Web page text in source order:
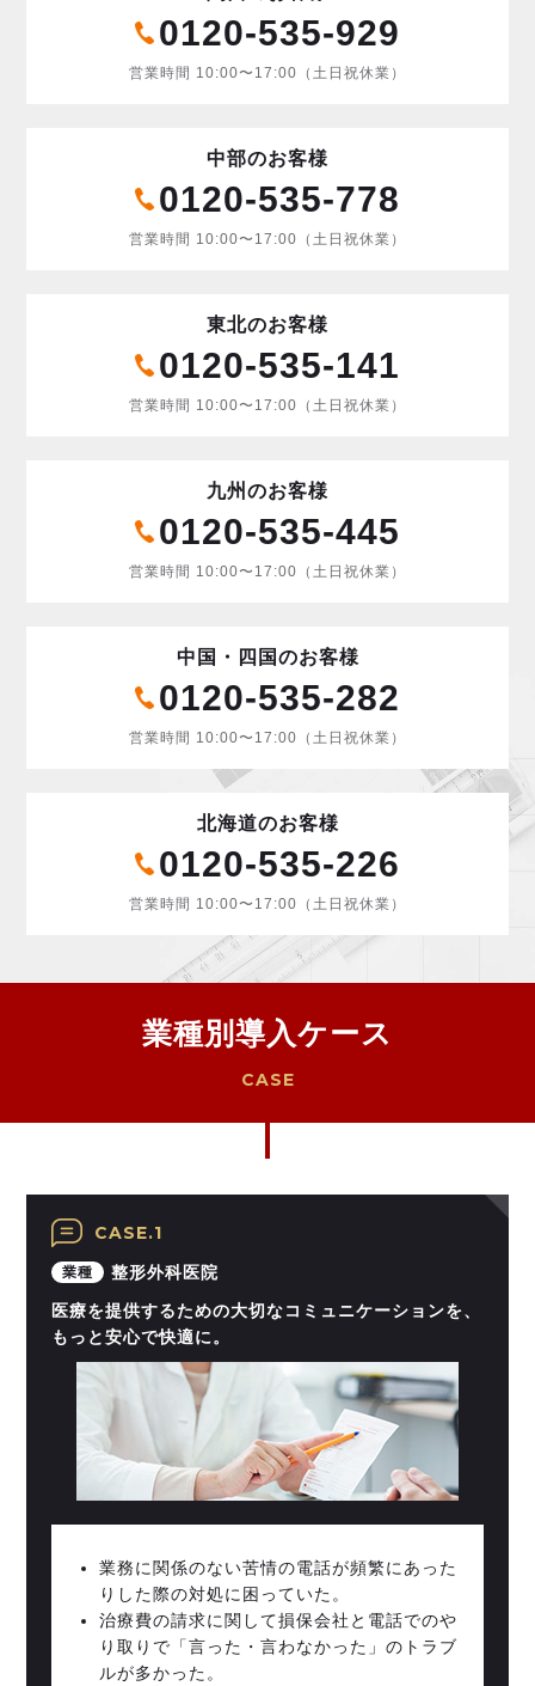
0120-535-929
営業時間 10:00〜17:00（土日祝休業）
中部のお客様
0120-535-778
営業時間 10:00〜17:00（土日祝休業）
東北のお客様
0120-535-141
営業時間 10:00〜17:00（土日祝休業）
九州のお客様
0120-535-445
営業時間 10:00〜17:00（土日祝休業）
中国・四国のお客様
0120-535-282
営業時間 10:00〜17:00（土日祝休業）
北海道のお客様
0120-535-226
営業時間 10:00〜17:00（土日祝休業）
業種別導入ケース
CASE
CASE.1
業種
整形外科医院
医療を提供するための大切なコミュニケーションを、
もっと安心で快適に。
業務に関係のない苦情の電話が頻繁にあった
りした際の対処に困っていた。
治療費の請求に関して損保会社と電話でのや
り取りで「言った・言わなかった」のトラブ
ルが多かった。